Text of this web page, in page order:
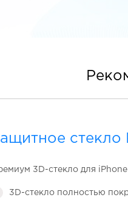
стекло
3D-стекло для
3D-стекло полностью